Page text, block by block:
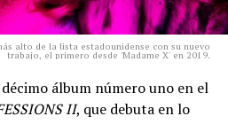
alto de la lista estadounidense con su nuevo
trabajo, el primero desde 'Madame X' en 2019.
álbum número uno en el
II, que debuta en lo